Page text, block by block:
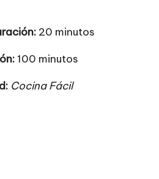
20 minutos
100 minutos
Cocina Fácil